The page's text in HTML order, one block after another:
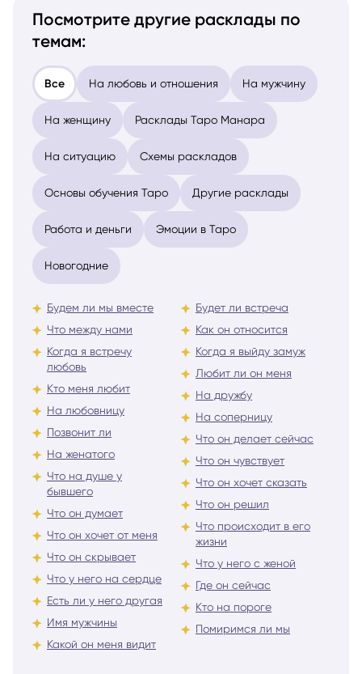
Посмотрите другие расклады по
темам:
Все На любовь и отношения На мужчину
На женщину Расклады Таро Манара
На ситуацию Схемы раскладов
Основы обучения Таро Другие расклады
Работа и деньги Эмоции в Таро
Новогодние
Будем ли мы вместе
Что между нами
Когда я встречу
любовь
Кто меня любит
На любовницу
Позвонит ли
На женатого
Что на душе у
бывшего
Что он думает
Что он хочет от меня
Что он скрывает
Что у него на сердце
Есть ли у него другая
Имя мужчины
Какой он меня видит
Будет ли встреча
Как он относится
Когда я выйду замуж
Любит ли он меня
На дружбу
На соперницу
Что он делает сейчас
Что он чувствует
Что он хочет сказать
Что он решил
Что происходит в его
жизни
Что у него с женой
Где он сейчас
Кто на пороге
Помиримся ли мы